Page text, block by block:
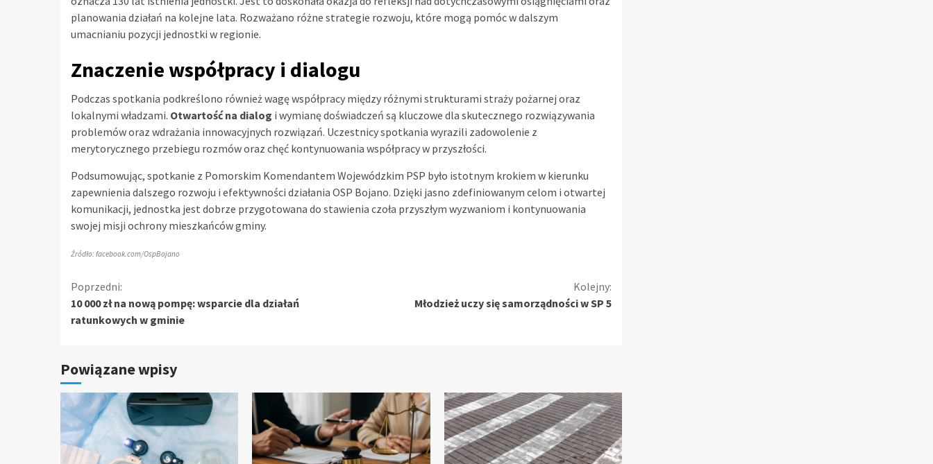
planowania działań na kolejne lata. Rozważano różne strategie rozwoju, które mogą pomóc w dalszym
umacnianiu pozycji jednostki w regionie.
Znaczenie współpracy i dialogu
Podczas spotkania podkreślono również wagę współpracy między różnymi strukturami straży pożarnej oraz
lokalnymi władzami. Otwartość na dialog i wymianę doświadczeń są kluczowe dla skutecznego rozwiązywania
problemów oraz wdrażania innowacyjnych rozwiązań. Uczestnicy spotkania wyrazili zadowolenie z
merytorycznego przebiegu rozmów oraz chęć kontynuowania współpracy w przyszłości.
Podsumowując, spotkanie z Pomorskim Komendantem Wojewódzkim PSP było istotnym krokiem w kierunku
zapewnienia dalszego rozwoju i efektywności działania OSP Bojano. Dzięki jasno zdefiniowanym celom i otwartej
komunikacji, jednostka jest dobrze przygotowana do stawienia czoła przyszłym wyzwaniom i kontynuowania
swojej misji ochrony mieszkańców gminy.
Źródło: facebook.com/OspBojano
Kontynuuj
czytanie
Poprzedni:
10 000 zł na nową pompę: wsparcie dla działań
ratunkowych w gminie
Kolejny:
Młodzież uczy się samorządności w SP 5
Powiązane wpisy